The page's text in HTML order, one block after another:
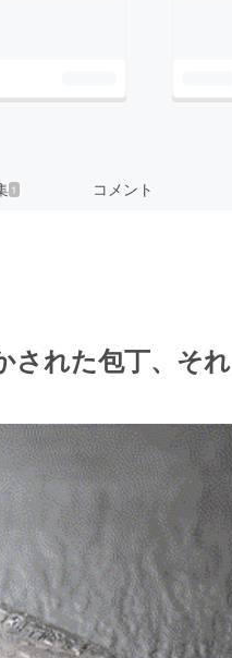
1 コメント
された包丁、それ